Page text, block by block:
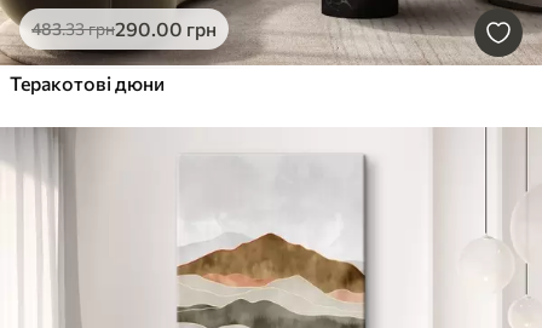
483.33грн290.00 грн
Теракотові дюни